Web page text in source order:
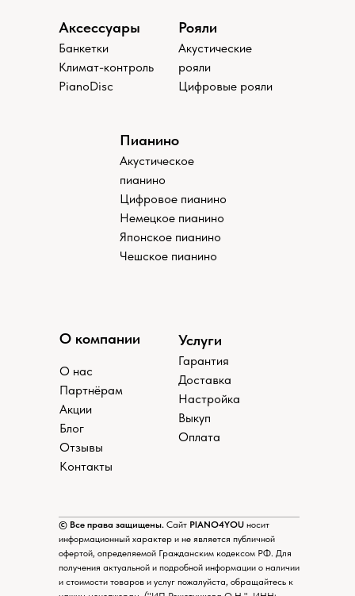
О нас
Партнёрам
Акции
Блог
Отзывы
Контакты
О компании Услуги
Гарантия
Доставка
Настройка
Выкуп
Оплата
Аксессуары
Банкетки
Климат-контроль
PianoDisc
Рояли
Акустические
рояли
Цифровые рояли
Пианино
Акустическое
пианино
Цифровое пианино
Немецкое пианино
Японское пианино
Чешское пианино
© Все права защищены. Сайт PIANO4YOU носит
информационный характер и не является публичной
офертой, определяемой Гражданским кодексом РФ. Для
получения актуальной и подробной информации о наличии
и стоимости товаров и услуг пожалуйста, обращайтесь к